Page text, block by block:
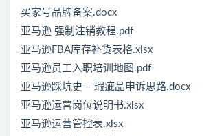
买家号品牌备案.docx
亚马逊 强制注销教程.pdf
亚马逊FBA库存补货表格.xlsx
亚马逊员工入职培训地图.pdf
亚马逊踩坑史 – 瑕疵品申诉思路.docx
亚马逊运营岗位说明书.xlsx
亚马逊运营管控表.xlsx